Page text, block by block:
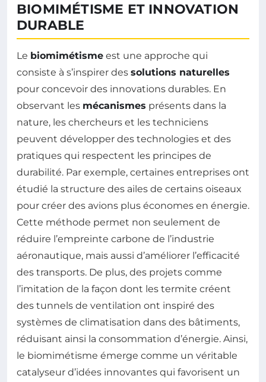
BIOMIMÉTISME ET INNOVATION
DURABLE
Le biomimétisme est une approche qui
consiste à s’inspirer des solutions naturelles
pour concevoir des innovations durables. En
observant les mécanismes présents dans la
nature, les chercheurs et les techniciens
peuvent développer des technologies et des
pratiques qui respectent les principes de
durabilité. Par exemple, certaines entreprises ont
étudié la structure des ailes de certains oiseaux
pour créer des avions plus économes en énergie.
Cette méthode permet non seulement de
réduire l’empreinte carbone de l’industrie
aéronautique, mais aussi d’améliorer l’efficacité
des transports. De plus, des projets comme
l’imitation de la façon dont les termite créent
des tunnels de ventilation ont inspiré des
systèmes de climatisation dans des bâtiments,
réduisant ainsi la consommation d’énergie. Ainsi,
le biomimétisme émerge comme un véritable
catalyseur d’idées innovantes qui favorisent un